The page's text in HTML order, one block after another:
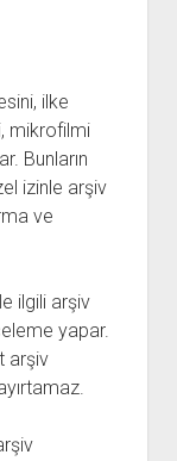
açılır
menüyü
aç
ilke
mikrofilmi
Bunların
izinle arşiv
ve
ilgili arşiv
yapar.
arşiv